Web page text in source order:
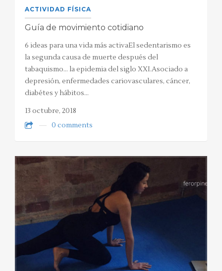
ACTIVIDAD FÍSICA
Guía de movimiento cotidiano
6 ideas para una vida más activaEl sedentarismo es
la segunda causa de muerte después del
tabaquismo… la epidemia del siglo XXI.Asociado a
depresión, enfermedades cariovasculares, cáncer,
diabétes y hábitos…
13 octubre, 2018
0 comments